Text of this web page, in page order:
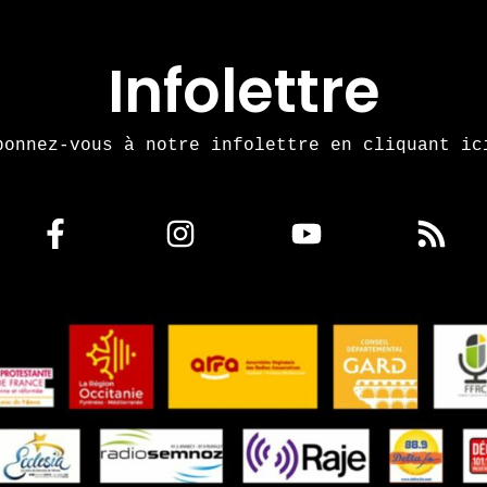
Infolettre
vous à notre infolettre en cliquant